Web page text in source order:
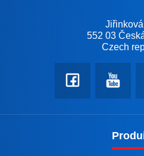
552 03
Czech